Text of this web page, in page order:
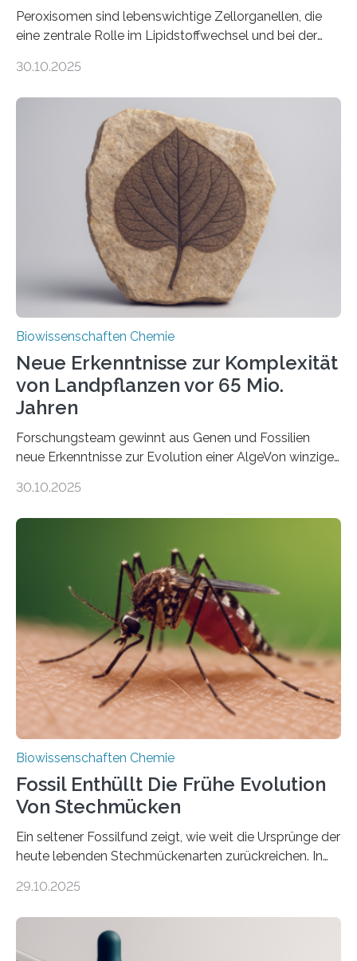
Peroxisomen sind lebenswichtige Zellorganellen, die
eine zentrale Rolle im Lipidstoffwechsel und bei der
erfüllen können, müssen zahlreiche Enzyme präzise in
der Ruhr-Universität Bochum um Prof. Dr. Ralf Erdmann
und Dr. Ismaila Francis Yusuf hat nun einen bislang
unbekannten Qualitätskontrollmechanismus des
peroxisomalen Proteintransports in der Bäckerhefe
Saccharomyces cerevisiae entdeckt, der für die
Funktionsfähigkeit der Organellen entscheidend ist. Die
Studie wurde am 28. Oktober 2025 in der
Fachzeitschrift…
30.10.2025
Biowissenschaften Chemie
Neue Erkenntnisse zur Komplexität
von Landpflanzen vor 65 Mio.
Jahren
Forschungsteam gewinnt aus Genen und Fossilien
neue Erkenntnisse zur Evolution einer AlgeVon winzigen
Landpflanzen zählen zu den komplexesten
Grünalgen, die vor Hunderten von Millionen Jahren
lebten. Unter den Vorfahren sticht eine Gruppe heraus,
die noch heute in der Natur vorkommt: die
Süßwasseralge Coleochaetophyceae. Einige Arten
dieser Gruppe bilden aus Zellfäden dichte Geflechte
mit scheibenförmiger Gestalt. Was auffällig ist: Die
nächsten…
30.10.2025
Biowissenschaften Chemie
Fossil Enthüllt Die Frühe Evolution
Von Stechmücken
Ein seltener Fossilfund zeigt, wie weit die Ursprünge der
heute lebenden Stechmückenarten zurückreichen. In
Forschende die bisher älteste bekannte Stechmücken-
Region Kachin in Myanmar und hat sich in
ausgezeichnetem Zustand erhalten. Es konnte als neue
29.10.2025